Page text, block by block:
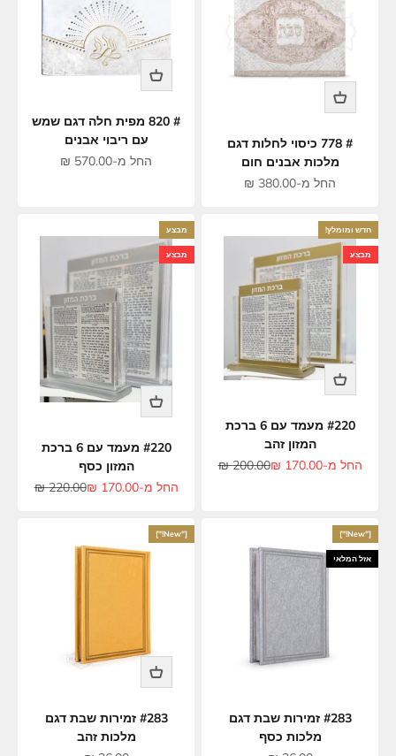
# 778 כיסוי לחלות דגם
מלכות אבנים חום
מחיר מבצע
החל מ-380.00 ₪
# 820 מפית חלה דגם שמש
עם ריבוי אבנים
מחיר מבצע
החל מ-570.00 ₪
חדש ומומלץ!
מבצע
#220 מעמד עם 6 ברכת
המזון זהב
מחיר מבצע
החל מ-170.00 ₪ מחיר רגיל
200.00 ₪
מבצע
מבצע
#220 מעמד עם 6 ברכת
המזון כסף
מחיר מבצע
החל מ-170.00 ₪ מחיר רגיל
220.00 ₪
["New!"]
אזל המלאי
#283 זמירות שבת דגם
מלכות כסף
["New!"]
#283 זמירות שבת דגם
מלכות זהב